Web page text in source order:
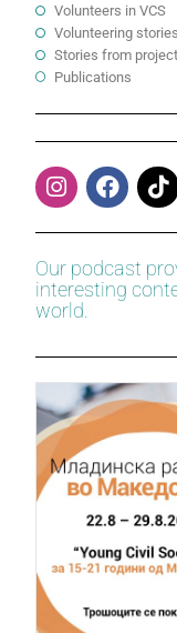
Volunteers in VCS
Volunteering stories
Stories from
Publications
Our podcast
interesting
world.